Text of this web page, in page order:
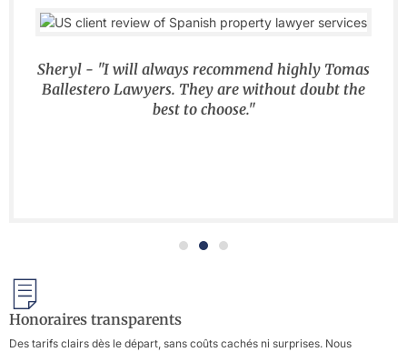
Sheryl - "I will always recommend highly Tomas
Ballestero Lawyers. They are without doubt the
best to choose."
Honoraires transparents
Des tarifs clairs dès le départ, sans coûts cachés ni surprises. Nous